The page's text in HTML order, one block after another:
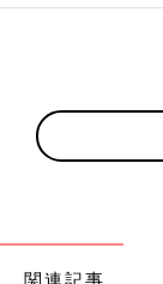
関連記事